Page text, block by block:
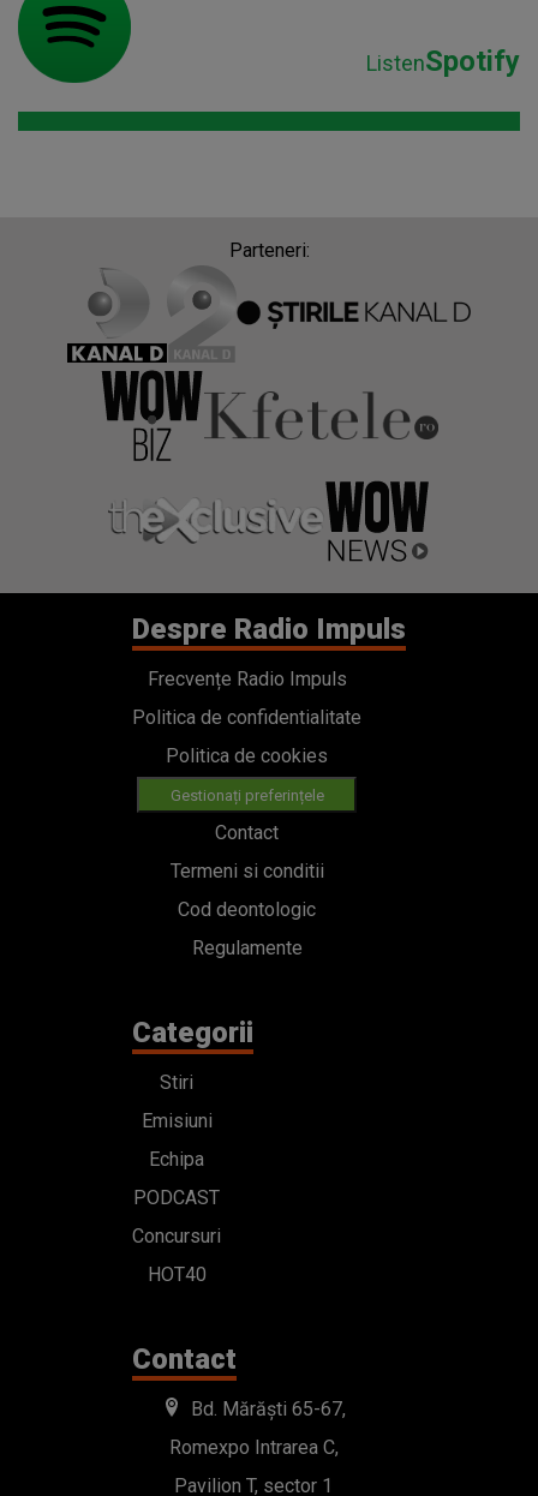
ListenSpotify
Parteneri:
Despre Radio Impuls
Frecvențe Radio Impuls
Politica de confidentialitate
Politica de cookies
Gestionați preferințele
Contact
Termeni si conditii
Cod deontologic
Regulamente
Categorii
Stiri
Emisiuni
Echipa
PODCAST
Concursuri
HOT40
Contact
Bd. Mărăști 65-67,
Romexpo Intrarea C,
Pavilion T, sector 1